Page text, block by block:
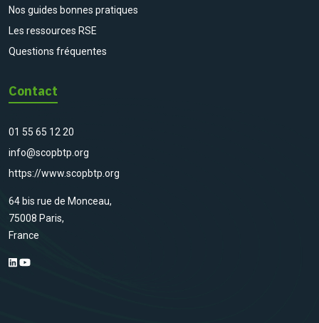
Nos guides bonnes pratiques
Les ressources RSE
Questions fréquentes
Contact
01 55 65 12 20
info@scopbtp.org
https://www.scopbtp.org
64 bis rue de Monceau,
75008 Paris,
France